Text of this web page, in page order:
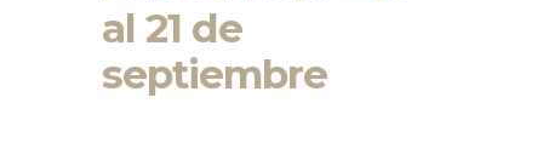
ISLAS CIES
al 21 de
septiembre